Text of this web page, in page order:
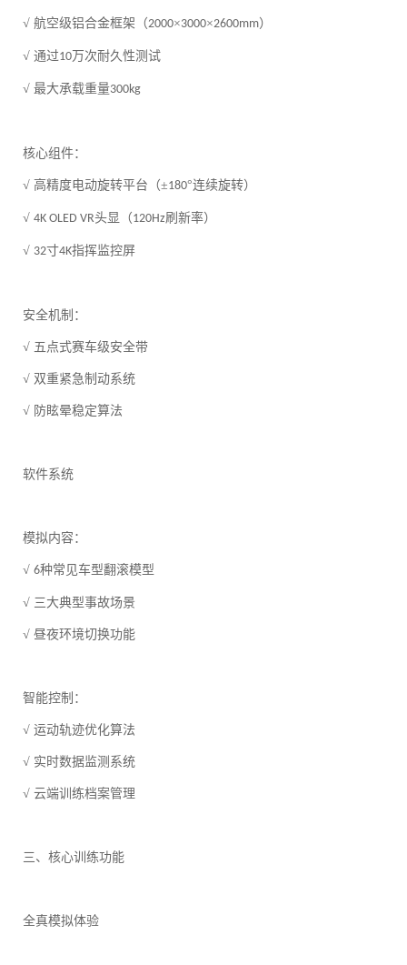
√ 航空级铝合金框架（2000×3000×2600mm）
√ 通过10万次耐久性测试
√ 最大承载重量300kg
核心组件：
√ 高精度电动旋转平台（±180°连续旋转）
√ 4K OLED VR头显（120Hz刷新率）
√ 32寸4K指挥监控屏
安全机制：
√ 五点式赛车级安全带
√ 双重紧急制动系统
√ 防眩晕稳定算法
软件系统
模拟内容：
√ 6种常见车型翻滚模型
√ 三大典型事故场景
√ 昼夜环境切换功能
智能控制：
√ 运动轨迹优化算法
√ 实时数据监测系统
√ 云端训练档案管理
三、核心训练功能
全真模拟体验